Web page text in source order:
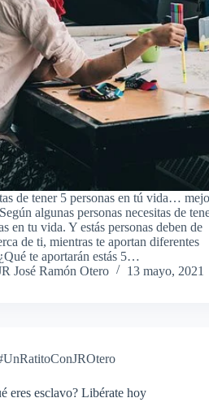
de tener 5 personas en tú vida…
algunas personas necesitas de
en tu vida. Y estás personas deben de
de ti, mientras te aportan diferentes
te aportarán estás 5…
José Ramón Otero
13 mayo, 2021
eres esclavo? Libérate hoy